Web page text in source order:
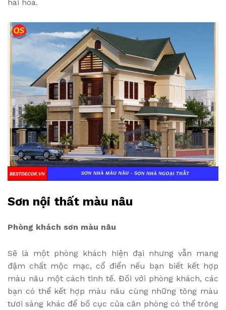
hài hòa.
Sơn nội thất màu nâu
Phòng khách sơn màu nâu
Sẽ là một phòng khách hiện đại nhưng vẫn mang
đậm chất mộc mạc, cổ điển nếu bạn biết kết hợp
màu nâu một cách tinh tế. Đối với phòng khách, các
bạn có thể kết hợp màu nâu cùng những tông màu
tươi sáng khác để bố cục của căn phòng có thể trông